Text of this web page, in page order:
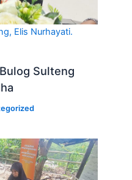
Elis Nurhayati.
Sulteng